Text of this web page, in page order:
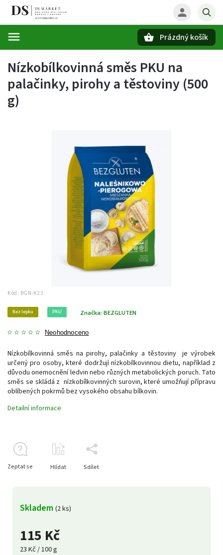
Prázdný košík
Nízkobílkovinná směs PKU na
palačinky, pirohy a těstoviny (500
g)
Kód: BGN-K23
Bez lepku PKU
Neohodnoceno
Značka: BEZGLUTEN
115 Kč
23 Kč / 100 g
Skladem (2 ks)
Nízkobílkovinná směs na pirohy, palačinky a těstoviny je výrobek
určený pro osoby, které dodržují nízkobílkovinnou dietu, například z
důvodu onemocnění ledvin nebo různých metabolických poruch. Tato
směs se skládá z nízkobílkovinných surovin, které umožňují přípravu
oblíbených pokrmů bez vysokého obsahu bílkovin.
Detailní informace
Zeptat se Hlídat Sdílet